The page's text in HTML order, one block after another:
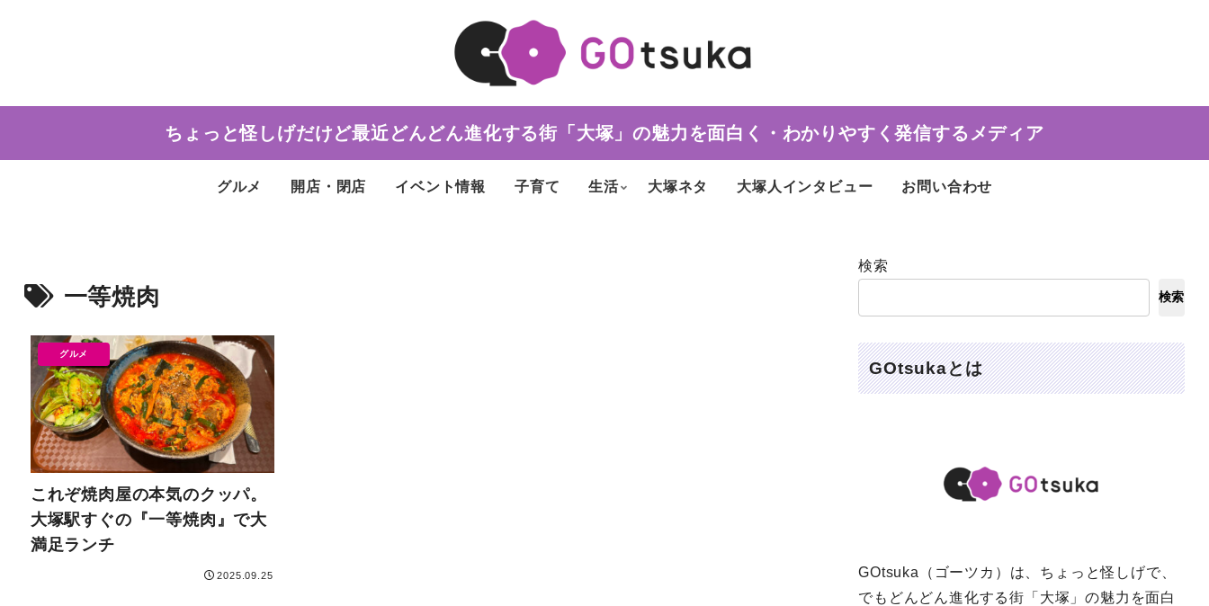
ちょっと怪しげだけど最近どんどん進化する街「大塚」の魅力を面白く・わかりやすく発信するメディア
グルメ 開店・閉店 イベント情報 子育て 生活 大塚ネタ 大塚人インタビュー お問い合わせ
一等焼肉
グルメ
これぞ焼肉屋の本気のクッパ。
大塚駅すぐの『一等焼肉』で大
満足ランチ
2025.09.25
検索
検索
GOtsukaとは
GOtsuka（ゴーツカ）は、ちょっと怪しげで、
でもどんどん進化する街「大塚」の魅力を面白